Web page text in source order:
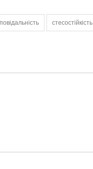
стесостійкість